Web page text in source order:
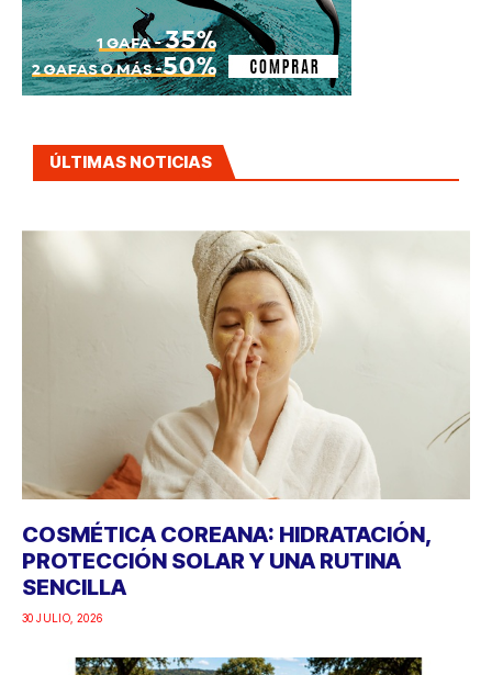
ÚLTIMAS NOTICIAS
COSMÉTICA COREANA: HIDRATACIÓN,
PROTECCIÓN SOLAR Y UNA RUTINA
SENCILLA
30 JULIO, 2026